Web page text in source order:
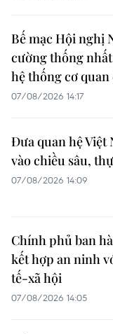
Bế mạc Hội nghị
cường thống
hệ thống cơ
07/08/2026 14:17
Đưa quan hệ
vào chiều sâu,
07/08/2026 14:09
Chính phủ ban
kết hợp an ninh
tế-xã hội
07/08/2026 14:05